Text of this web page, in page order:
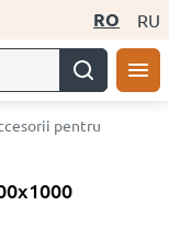
RO RU
pentru